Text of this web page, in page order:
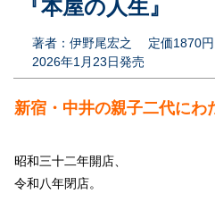
『本屋の人生』
著者：伊野尾宏之
定価1870円
2026年1月23日発売
新宿・中井の親子二代にわ
昭和三十二年開店、
令和八年閉店。